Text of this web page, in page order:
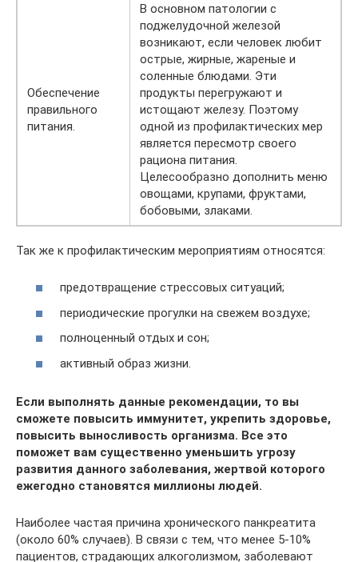
Обеспечение
правильного
питания.
В основном патологии с
поджелудочной железой
возникают, если человек любит
острые, жирные, жареные и
соленные блюдами. Эти
продукты перегружают и
истощают железу. Поэтому
одной из профилактических мер
является пересмотр своего
рациона питания.
Целесообразно дополнить меню
овощами, крупами, фруктами,
бобовыми, злаками.
Так же к профилактическим мероприятиям относятся:
предотвращение стрессовых ситуаций;
периодические прогулки на свежем воздухе;
полноценный отдых и сон;
активный образ жизни.
Если выполнять данные рекомендации, то вы
сможете повысить иммунитет, укрепить здоровье,
повысить выносливость организма. Все это
поможет вам существенно уменьшить угрозу
развития данного заболевания, жертвой которого
ежегодно становятся миллионы людей.
Наиболее частая причина хронического панкреатита
(около 60% случаев). В связи с тем, что менее 5-10%
пациентов, страдающих алкоголизмом, заболевают